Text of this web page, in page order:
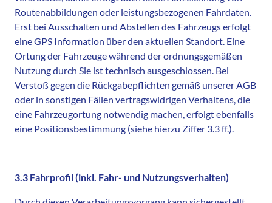
Routenabbildungen oder leistungsbezogenen Fahrdaten.
Erst bei Ausschalten und Abstellen des Fahrzeugs erfolgt
eine GPS Information über den aktuellen Standort. Eine
Ortung der Fahrzeuge während der ordnungsgemäßen
Nutzung durch Sie ist technisch ausgeschlossen. Bei
Verstoß gegen die Rückgabepflichten gemäß unserer AGB
oder in sonstigen Fällen vertragswidrigen Verhaltens, die
eine Fahrzeugortung notwendig machen, erfolgt ebenfalls
eine Positionsbestimmung (siehe hierzu Ziffer 3.3 ff.).
3.3 Fahrprofil (inkl. Fahr- und Nutzungsverhalten)